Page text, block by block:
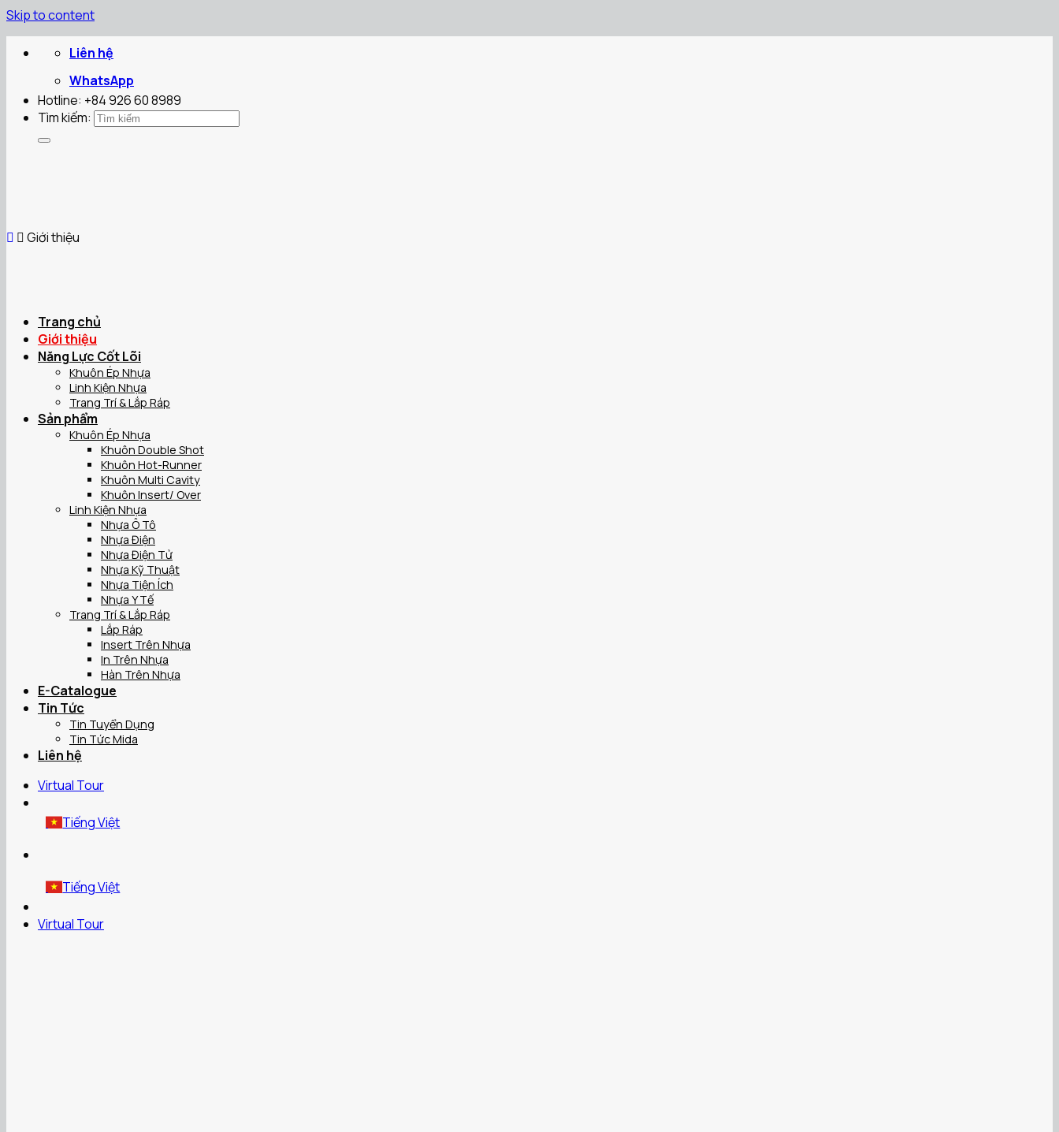
Skip to content
Liên hệ
WhatsApp
Hotline: +84 926 60 8989
Tìm kiếm:
Trang chủ
Giới thiệu
Năng Lực Cốt Lõi
Khuôn Ép Nhựa
Linh Kiện Nhựa
Trang Trí & Lắp Ráp
Sản phẩm
Khuôn Ép Nhựa
Khuôn Double Shot
Khuôn Hot-Runner
Khuôn Multi Cavity
Khuôn Insert/ Over
Linh Kiện Nhựa
Nhựa Ô Tô
Nhựa Điện
Nhựa Điện Tử
Nhựa Kỹ Thuật
Nhựa Tiện Ích
Nhựa Y Tế
Trang Trí & Lắp Ráp
Lắp Ráp
Insert Trên Nhựa
In Trên Nhựa
Hàn Trên Nhựa
E-Catalogue
Tin Tức
Tin Tuyển Dụng
Tin Tức Mida
Liên hệ
Virtual Tour
Tiếng Việt
Tiếng Việt
Virtual Tour
Giới thiệu